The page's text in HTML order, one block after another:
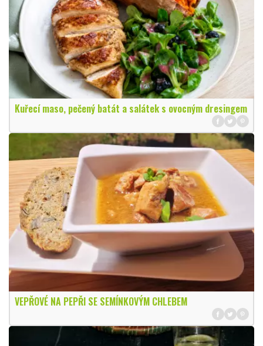
Kuřecí maso, pečený batát a salátek s ovocným dresingem
VEPŘOVÉ NA PEPŘI SE SEMÍNKOVÝM CHLEBEM